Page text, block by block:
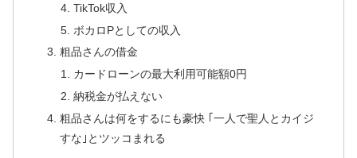
TikTok収入
ボカロPとしての収入
粗品さんの借金
カードローンの最大利用可能額0円
納税金が払えない
粗品さんは何をするにも豪快 ｢一人で聖人とカイジ
すな｣とツッコまれる